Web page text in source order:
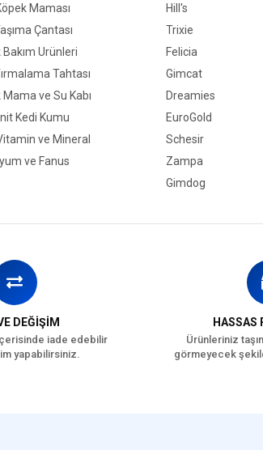
Maması
Çantası
Bakım Ürünleri
Tahtası
Mama ve Su Kabı
Kedi Kumu
ve Mineral
ve Fanus
Hill's
Trixie
Felicia
Gimcat
Dreamies
EuroGold
Schesir
Zampa
Gimdog
DEĞİŞİM
iade edebilir
yapabilirsiniz.
HASSAS
Ürünleriniz
görmeyecek